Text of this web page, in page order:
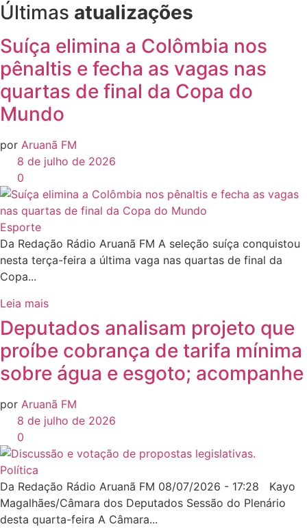
Últimas atualizações
Suíça elimina a Colômbia nos
pênaltis e fecha as vagas nas
quartas de final da Copa do
Mundo
por Aruanã FM
8 de julho de 2026
0
Esporte
Da Redação Rádio Aruanã FM A seleção suíça conquistou
nesta terça-feira a última vaga nas quartas de final da
Copa...
Leia mais
Deputados analisam projeto que
proíbe cobrança de tarifa mínima
sobre água e esgoto; acompanhe
por Aruanã FM
8 de julho de 2026
0
Política
Da Redação Rádio Aruanã FM 08/07/2026 - 17:28 Kayo
Magalhães/Câmara dos Deputados Sessão do Plenário
desta quarta-feira A Câmara...